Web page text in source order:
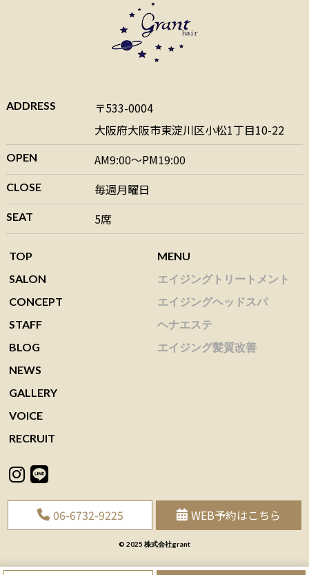
ADDRESS
〒533-0004
大阪府大阪市東淀川区小松1丁目10-22
OPEN AM9:00～PM19:00
CLOSE 毎週月曜日
SEAT 5席
TOP
SALON
CONCEPT
STAFF
BLOG
NEWS
MENU
エイジングトリートメント
エイジングヘッドスパ
ヘナエステ
エイジング髪質改善
GALLERY
VOICE
RECRUIT
06-6732-9225 WEB予約はこちら
© 2025 株式会社grant